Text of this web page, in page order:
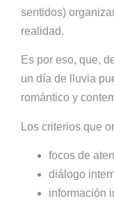
sentidos)
realidad.
Es por eso, que,
un día de lluvia
romántico y
Los criterios que
focos de
diálogo
información